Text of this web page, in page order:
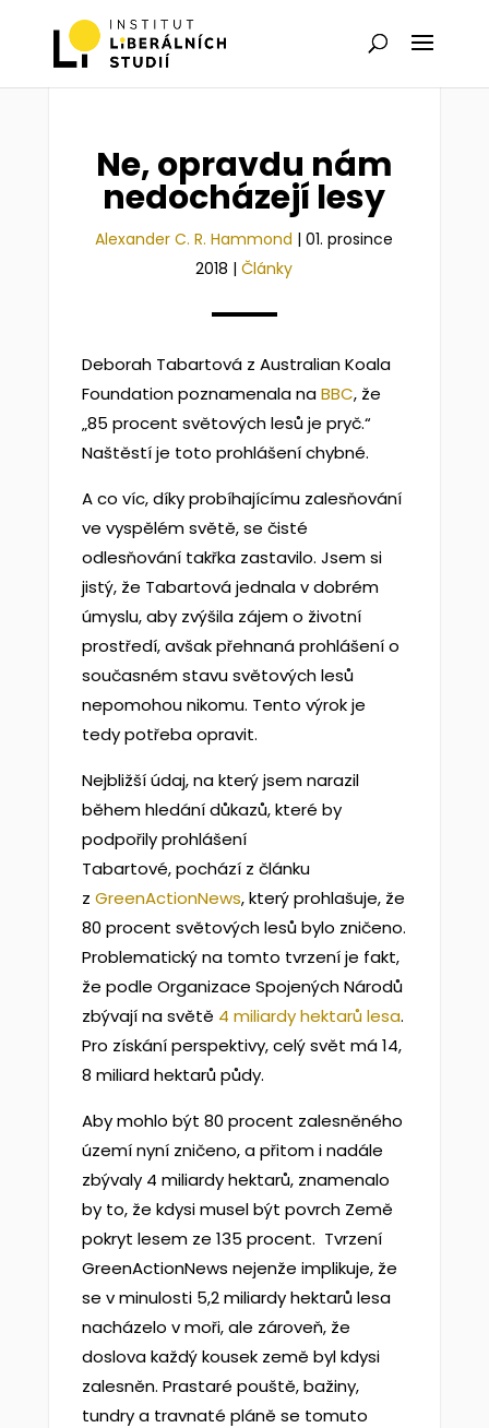
Ne, opravdu nám
nedocházejí lesy
Alexander C. R. Hammond |01. prosince
2018 |Články
Deborah Tabartová z Australian Koala
Foundation poznamenala naBBC, že
„85 procent světových lesů je pryč.“
Naštěstí je toto prohlášení chybné.
A co víc, díky probíhajícímu zalesňování
ve vyspělém světě, se čisté
odlesňování takřka zastavilo. Jsem si
jistý, že Tabartová jednala v dobrém
úmyslu, aby zvýšila zájem o životní
prostředí, avšak přehnaná prohlášení o
současném stavu světových lesů
nepomohou nikomu. Tento výrok je
tedy potřeba opravit.
Nejbližší údaj, na který jsem narazil
během hledání důkazů, které by
podpořily prohlášení
Tabartové, pochází z článku
z GreenActionNews, který prohlašuje, že
80 procent světových lesů bylo zničeno.
Problematický na tomto tvrzení je fakt,
že podle Organizace Spojených Národů
zbývají na světě 4 miliardy hektarů lesa.
Pro získání perspektivy, celý svět má 14,
8 miliard hektarů půdy.
Aby mohlo být 80 procent zalesněného
území nyní zničeno, a přitom i nadále
zbývaly 4 miliardy hektarů, znamenalo
by to, že kdysi musel být povrch Země
pokryt lesem ze 135 procent. Tvrzení
GreenActionNews nejenže implikuje, že
se v minulosti 5,2 miliardy hektarů lesa
nacházelo v moři, ale zároveň, že
doslova každý kousek země byl kdysi
zalesněn. Prastaré pouště, bažiny,
tundry a travnaté pláně se tomuto